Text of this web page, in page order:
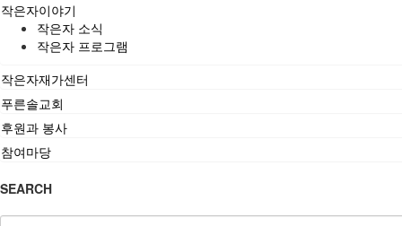
작은자이야기
작은자 소식
작은자 프로그램
작은자재가센터
푸른솔교회
후원과 봉사
참여마당
SEARCH